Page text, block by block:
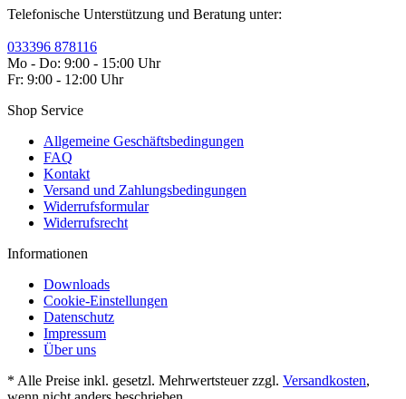
Telefonische Unterstützung und Beratung unter:
033396 878116
Mo - Do: 9:00 - 15:00 Uhr
Fr: 9:00 - 12:00 Uhr
Shop Service
Allgemeine Geschäftsbedingungen
FAQ
Kontakt
Versand und Zahlungsbedingungen
Widerrufsformular
Widerrufsrecht
Informationen
Downloads
Cookie-Einstellungen
Datenschutz
Impressum
Über uns
* Alle Preise inkl. gesetzl. Mehrwertsteuer zzgl. Versandkosten,